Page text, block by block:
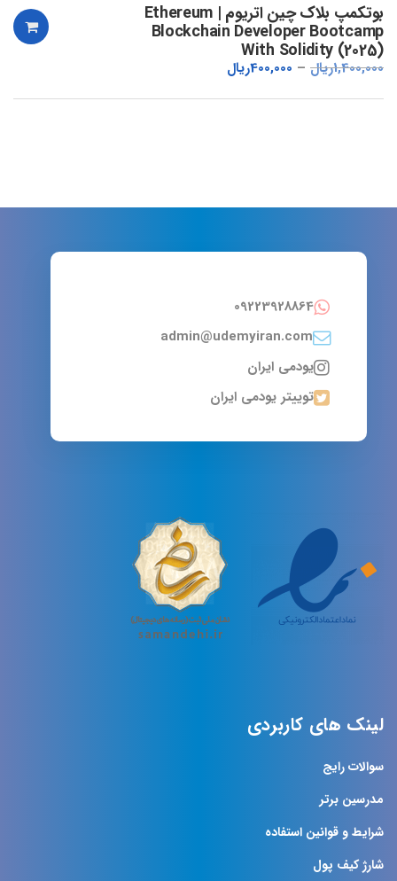
بوتکمپ بلاک چین اتریوم | Ethereum
Blockchain Developer Bootcamp
With Solidity (2025)
1,400,000ریال 400,000ریال
09223928864
admin@udemyiran.com
یودمی ایران
توییتر یودمی ایران
لینک های کاربردی
سوالات رایج
مدرسین برتر
شرایط و قوانین استفاده
شارژ کیف پول